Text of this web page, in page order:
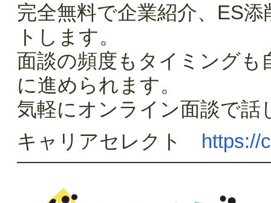
完全無料で企業紹介、ES
トします。
面談の頻度もタイミングも
に進められます。
気軽にオンライン面談で話
キャリアセレクト https://